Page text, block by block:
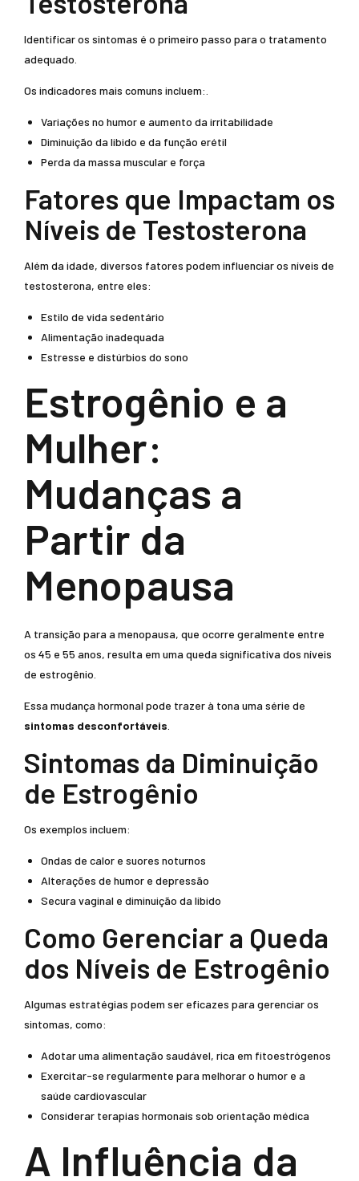
Identificar os sintomas é o primeiro passo para o tratamento
adequado.
Os indicadores mais comuns incluem:.
Variações no humor e aumento da irritabilidade
Diminuição da libido e da função erétil
Perda da massa muscular e força
Fatores que Impactam os
Níveis de Testosterona
Além da idade, diversos fatores podem influenciar os níveis de
testosterona, entre eles:
Estilo de vida sedentário
Alimentação inadequada
Estresse e distúrbios do sono
Estrogênio e a
Mulher:
Mudanças a
Partir da
Menopausa
A transição para a menopausa, que ocorre geralmente entre
os 45 e 55 anos, resulta em uma queda significativa dos níveis
de estrogênio.
Essa mudança hormonal pode trazer à tona uma série de
sintomas desconfortáveis
Sintomas da Diminuição
de Estrogênio
Os exemplos incluem:
Ondas de calor e suores noturnos
Alterações de humor e depressão
Secura vaginal e diminuição da libido
Como Gerenciar a Queda
dos Níveis de Estrogênio
Algumas estratégias podem ser eficazes para gerenciar os
sintomas, como:
Adotar uma alimentação saudável, rica em fitoestrógenos
Exercitar-se regularmente para melhorar o humor e a
saúde cardiovascular
Considerar terapias hormonais sob orientação médica
A Influência da